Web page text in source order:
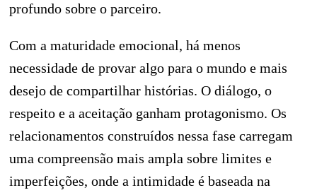
profundo sobre o parceiro.
Com a maturidade emocional, há menos
necessidade de provar algo para o mundo e mais
desejo de compartilhar histórias. O diálogo, o
respeito e a aceitação ganham protagonismo. Os
relacionamentos construídos nessa fase carregam
uma compreensão mais ampla sobre limites e
imperfeições, onde a intimidade é baseada na